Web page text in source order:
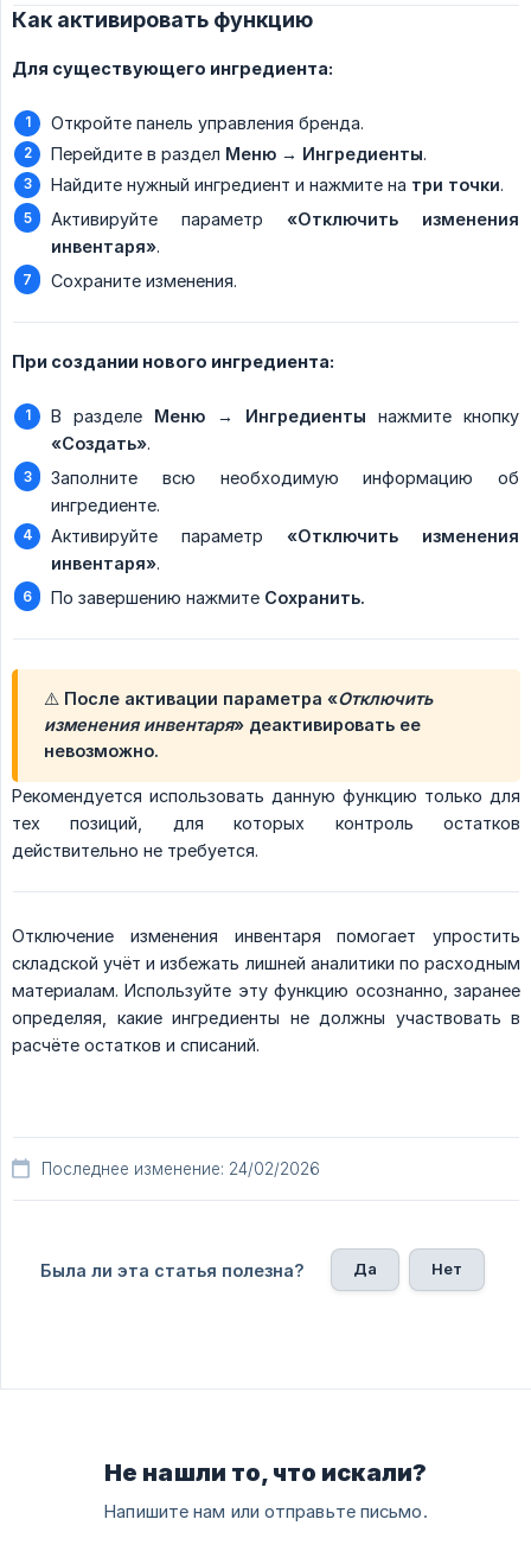
Как активировать функцию
Для существующего ингредиента:
Откройте панель управления бренда.
Перейдите в раздел Меню → Ингредиенты.
Найдите нужный ингредиент и нажмите на три точки.
Активируйте параметр «Отключить изменения
инвентаря».
Сохраните изменения.
При создании нового ингредиента:
В разделе Меню → Ингредиенты нажмите кнопку
«Создать».
Заполните всю необходимую информацию об
ингредиенте.
Активируйте параметр «Отключить изменения
инвентаря».
По завершению нажмите Сохранить.
⚠️ После активации параметра «Отключить
изменения инвентаря» деактивировать ее
невозможно.
Рекомендуется использовать данную функцию только для
тех позиций, для которых контроль остатков
действительно не требуется.
Отключение изменения инвентаря помогает упростить
складской учёт и избежать лишней аналитики по расходным
материалам. Используйте эту функцию осознанно, заранее
определяя, какие ингредиенты не должны участвовать в
расчёте остатков и списаний.
Последнее изменение: 24/02/2026
Была ли эта статья полезна? Да Нет
Не нашли то, что искали?
Напишите нам или отправьте письмо.